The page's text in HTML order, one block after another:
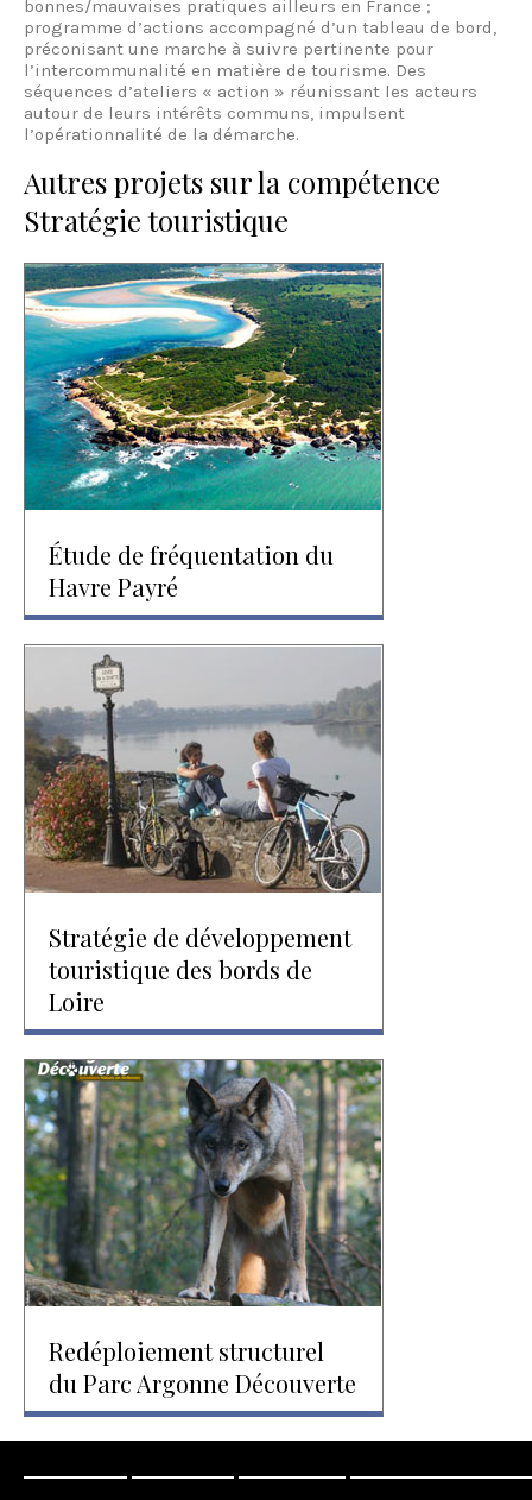
bonnes/mauvaises pratiques ailleurs en France ;
programme d’actions accompagné d’un tableau de bord,
préconisant une marche à suivre pertinente pour
l’intercommunalité en matière de tourisme. Des
séquences d’ateliers « action » réunissant les acteurs
autour de leurs intérêts communs, impulsent
l’opérationnalité de la démarche.
Autres projets sur la compétence
Stratégie touristique
Étude de fréquentation du
Havre Payré
Stratégie de développement
touristique des bords de
Loire
Redéploiement structurel
du Parc Argonne Découverte